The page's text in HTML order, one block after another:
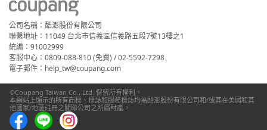
公司名稱：酷澎股份有限公司
聯繫地址：11049 台北市信義區信義路五段7號13樓之1
統編：91002999
客服中心：0809-088-810 (免費) / 02-5592-7298
電子郵件：help_tw@coupang.com
©Coupang Taiwan Co., Ltd. 保留所有權利。
本網站上顯示的所有商標、標誌和服務標誌均為酷澎股份有限公司和/或其在美國和其
他國家/地區註冊之關聯公司之所屬財產。